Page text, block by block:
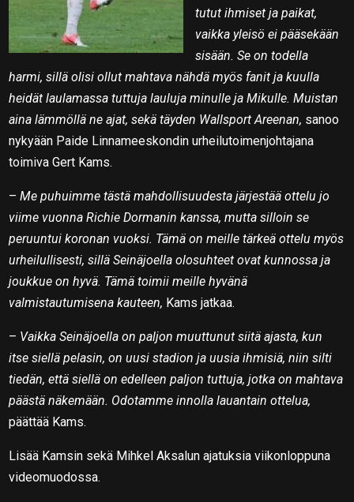
tutut ihmiset ja paikat,
vaikka yleisö ei pääsekään
sisään. Se on todella
harmi, sillä olisi ollut mahtava nähdä myös fanit ja kuulla
heidät laulamassa tuttuja lauluja minulle ja Mikulle. Muistan
aina lämmöllä ne ajat, sekä täyden Wallsport Areenan, sanoo
nykyään Paide Linnameeskondin urheilutoimenjohtajana
toimiva Gert Kams.
–Me puhuimme tästä mahdollisuudesta järjestää ottelu jo
viime vuonna Richie Dormanin kanssa, mutta silloin se
peruuntui koronan vuoksi. Tämä on meille tärkeä ottelu myös
urheilullisesti, sillä Seinäjoella olosuhteet ovat kunnossa ja
joukkue on hyvä. Tämä toimii meille hyvänä
valmistautumisena kauteen, Kams jatkaa.
– Vaikka Seinäjoella on paljon muuttunut siitä ajasta, kun
itse siellä pelasin, on uusi stadion ja uusia ihmisiä, niin silti
tiedän, että siellä on edelleen paljon tuttuja, jotka on mahtava
päästä näkemään. Odotamme innolla lauantain ottelua,
päättää Kams.
Lisää Kamsin sekä Mihkel Aksalun ajatuksia viikonloppuna
videomuodossa.